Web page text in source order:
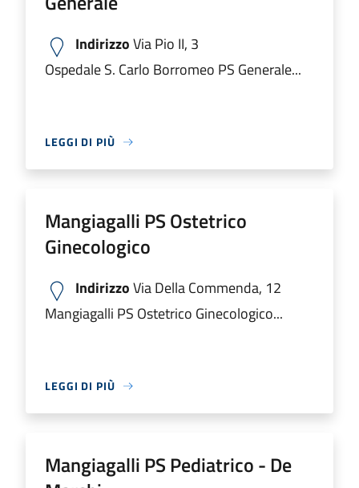
IndirizzoVia Pio II, 3
Ospedale S. Carlo Borromeo PS Generale...
LEGGI DI PIÙ
Mangiagalli PS Ostetrico
Ginecologico
IndirizzoVia Della Commenda, 12
Mangiagalli PS Ostetrico Ginecologico...
LEGGI DI PIÙ
Mangiagalli PS Pediatrico - De